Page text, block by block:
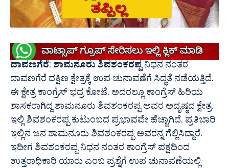
ದಾವಣಗೆರೆ: ಶಾಮನೂರು ಶಿವಶಂಕರಪ್ಪನಿಧನ ನಂತರ
ದಾವಣಗೆರೆ ದಕ್ಷಿಣ ಕ್ಷೇತ್ರಕ್ಕೆ ಉಪ ಚುನಾವಣೆಗೆ ಸಿದ್ಧತೆ ನಡೆಯತ್ತಿದೆ.
ಈ ಕ್ಷೇತ್ರ ಕಾಂಗ್ರೆಸ್ ಭದ್ರ ಕೋಟೆ.‌ ಅದರಲ್ಲೂ ಕಾಂಗ್ರೆಸ್ ಹಿರಿಯ
ಶಾಸಕರಾಗಿದ್ದ ಶಾಮನೂರು ಶಿವಶಂಕರಪ್ಪ ಅವರ ಅದೃಷ್ಠದ ಕ್ಷೇತ್ರ.
ಇಲ್ಲಿ ಶಿವಶಂಕರಪ್ಪ ಕುಟುಂಬದ ಪ್ರಭಾವವೇ ಹೆಚ್ಚಾಗಿದೆ. ಪ್ರತಿಬಾರಿ
ಇಲ್ಲಿನ ಜನ ಶಾಮನೂರು ಶಿವಶಂಕರಪ್ಪ ಅವರನ್ನ ಗೆಲ್ಲಿಸಿದ್ದಾರೆ.
ಇದೀಗ ಶಿವಶಂಕರಪ್ಪ ನಿಧನ ನಂತರ ಕಾಂಗ್ರೆಸ್ ಪಕ್ಷದಿಂದ
ಉತ್ತರಾಧಿಕಾರಿ ಯಾರು ಎಂಬ ಪ್ರಶ್ನೆ‌ಗೆ ಉಪ ಚುನಾವಣೆಯಲ್ಲಿ